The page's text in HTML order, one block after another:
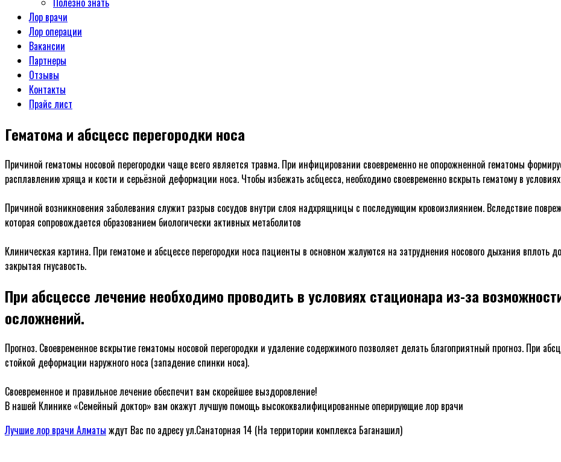
Лор врачи
Лор операции
Вакансии
Партнеры
Отзывы
Контакты
Прайс лист
Гематома и абсцесс перегородки носа
Причиной гематомы носовой перегородки чаще всего является травма. При инфицировании своевременно не опорожненной гематомы
расплавлению хряща и кости и серьёзной деформации носа. Чтобы избежать асбцесса, необходимо своевременно вскрыть гематому в
Причиной возникновения заболевания служит разрыв сосудов внутри слоя надхрящницы с последующим кровоизлиянием. Вследствие
которая сопровождается образованием биологически активных метаболитов
Клиническая картина. При гематоме и абсцессе перегородки носа пациенты в основном жалуются на затруднения носового дыхания вплоть
закрытая гнусавость.
При абсцессе лечение необходимо проводить в условиях стационара из-за
осложнений.
Прогноз. Своевременное вскрытие гематомы носовой перегородки и удаление содержимого позволяет делать благоприятный прогноз. При
стойкой деформации наружного носа (западение спинки носа).
Своевременное и правильное лечение обеспечит вам скорейшее выздоровление!
В нашей Клинике «Семейный доктор» вам окажут лучшую помощь высококвалифицированные оперирующие лор врачи
Лучшие лор врачи Алматы ждут Вас по адресу ул.Санаторная 14 (На территории комплекса Баганашил)